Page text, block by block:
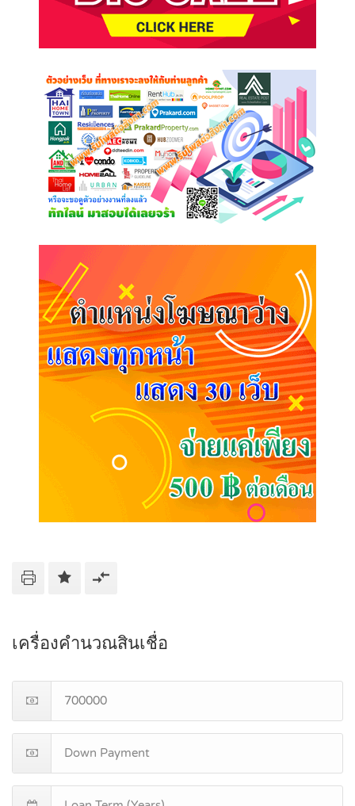
เครื่องคำนวณสินเชื่อ